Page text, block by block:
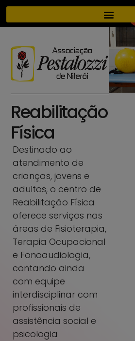
Reabilitação
Física
Destinado ao
atendimento de
crianças, jovens e
adultos, o centro de
Reabilitação Física
oferece serviços nas
áreas de Fisioterapia,
Terapia Ocupacional
e Fonoaudiologia,
contando ainda
com equipe
interdisciplinar com
profissionais de
assistência social e
psicologia